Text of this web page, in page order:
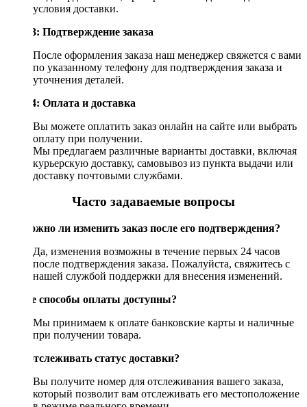
условия доставки.
Шаг 3: Подтверждение заказа
После оформления заказа наш менеджер свяжется с вами
по указанному телефону для подтверждения заказа и
уточнения деталей.
Шаг 4: Оплата и доставка
Вы можете оплатить заказ онлайн на сайте или выбрать
оплату при получении.
Мы предлагаем различные варианты доставки, включая
курьерскую доставку, самовывоз из пункта выдачи или
доставку почтовыми службами.
Часто задаваемые вопросы
Возможно ли изменить заказ после его подтверждения?
Да, изменения возможны в течение первых 24 часов
после подтверждения заказа. Пожалуйста, свяжитесь с
нашей службой поддержки для внесения изменений.
Какие способы оплаты доступны?
Мы принимаем к оплате банковские карты и наличные
при получении товара.
Как отслеживать статус доставки?
Вы получите номер для отслеживания вашего заказа,
который позволит вам отслеживать его местоположение